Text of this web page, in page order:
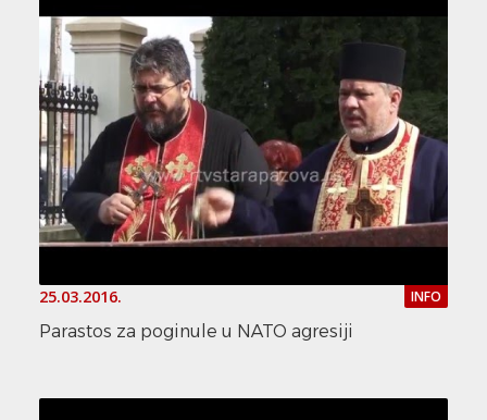
25.03.2016. INFO
Parastos za poginule u NATO agresiji